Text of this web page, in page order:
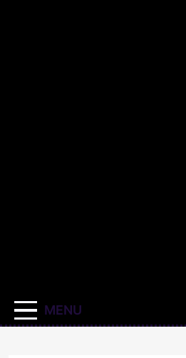
MENU